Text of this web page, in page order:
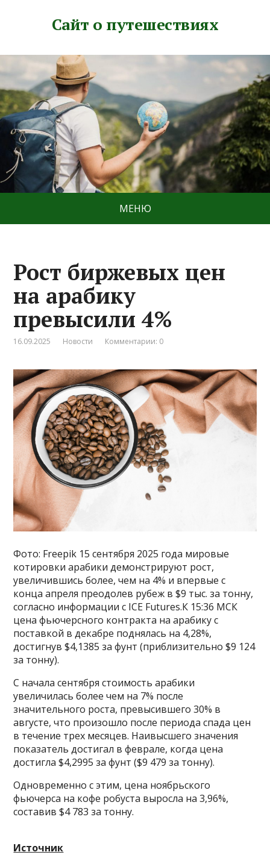
Сайт о путешествиях
МЕНЮ
Рост биржевых цен
на арабику
превысили 4%
16.09.2025 Новости Комментарии: 0
Фото: Freepik 15 сентября 2025 года мировые
котировки арабики демонстрируют рост,
увеличившись более, чем на 4% и впервые с
конца апреля преодолев рубеж в $9 тыс. за тонну,
согласно информации с ICE Futures.К 15:36 МСК
цена фьючерсного контракта на арабику с
поставкой в декабре поднялась на 4,28%,
достигнув $4,1385 за фунт (приблизительно $9 124
за тонну).
С начала сентября стоимость арабики
увеличилась более чем на 7% после
значительного роста, превысившего 30% в
августе, что произошло после периода спада цен
в течение трех месяцев. Наивысшего значения
показатель достигал в феврале, когда цена
достигла $4,2995 за фунт ($9 479 за тонну).
Одновременно с этим, цена ноябрьского
фьючерса на кофе робуста выросла на 3,96%,
составив $4 783 за тонну.
Источник